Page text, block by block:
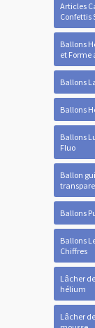
Articles
Confettis
Ballons
et
Ballons
Ballons
Ballons
Fluo
Ballon
Ballons
Ballons
Chiffres
Lâcher
hélium
Lâcher